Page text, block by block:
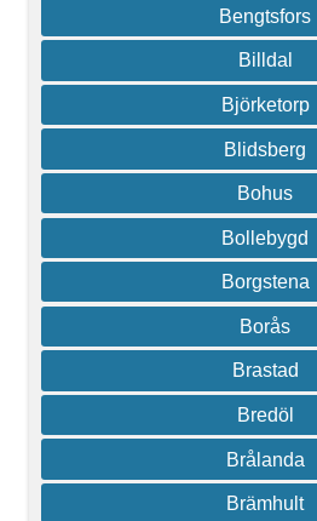
Bengtsfors
Billdal
Björketorp
Blidsberg
Bohus
Bollebygd
Borgstena
Borås
Brastad
Bredöl
Brålanda
Brämhult